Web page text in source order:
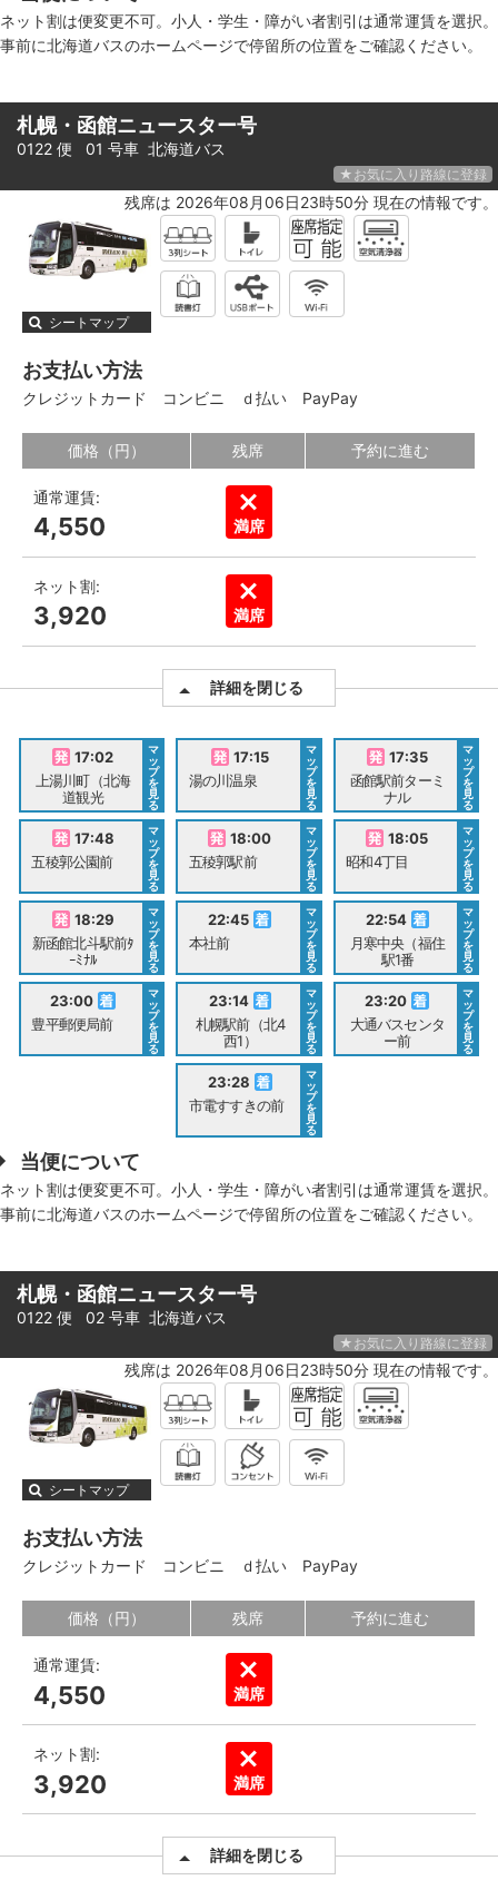
ネット割は便変更不可。小人・学生・障がい者割引は通常運賃を選択。
事前に北海道バスのホームページで停留所の位置をご確認ください。
札幌・函館ニュースター号
0122 便 01 号車 北海道バス
★お気に入り路線に登録
残席は 2026年08月06日23時50分 現在の情報です。
シートマップ
お支払い方法
クレジットカード コンビニ ｄ払い PayPay
価格（円） 残席 予約に進む
通常運賃:
4,550 満席
ネット割:
3,920 満席
詳細を閉じる
17:02
上湯川町（北海
道観光
マ
ッ
プ
を
見
る
17:15
湯の川温泉
マ
ッ
プ
を
見
る
17:35
函館駅前ターミ
ナル
マ
ッ
プ
を
見
る
17:48
五稜郭公園前
マ
ッ
プ
を
見
る
18:00
五稜郭駅前
マ
ッ
プ
を
見
る
18:05
昭和4丁目
マ
ッ
プ
を
見
る
18:29
新函館北斗駅前ﾀ
ｰﾐﾅﾙ
マ
ッ
プ
を
見
る
22:45
本社前
マ
ッ
プ
を
見
る
22:54
月寒中央（福住
駅1番
マ
ッ
プ
を
見
る
23:00
豊平郵便局前
マ
ッ
プ
を
見
る
23:14
札幌駅前（北4
西1）
マ
ッ
プ
を
見
る
23:20
大通バスセンタ
ー前
マ
ッ
プ
を
見
る
23:28
市電すすきの前
マ
ッ
プ
を
見
る
当便について
ネット割は便変更不可。小人・学生・障がい者割引は通常運賃を選択。
事前に北海道バスのホームページで停留所の位置をご確認ください。
札幌・函館ニュースター号
0122 便 02 号車 北海道バス
★お気に入り路線に登録
残席は 2026年08月06日23時50分 現在の情報です。
シートマップ
お支払い方法
クレジットカード コンビニ ｄ払い PayPay
価格（円） 残席 予約に進む
通常運賃:
4,550 満席
ネット割:
3,920 満席
詳細を閉じる